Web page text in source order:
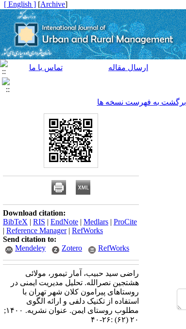
[
Archive
]
[ English ]
ارسال مقاله تماس با ما
برگشت به فهرست نسخه ها
Download citation:
BibTeX | RIS | EndNote | Medlars | ProCite
| Reference Manager| RefWorks
Send citation to:
Mendeley
Zotero RefWorks
راضی سید حبیب، آمار تیمور، مولائی
هشتجین نصرالله. تحلیل مدیریت ایمنی در
روستاهای پیرامون کلان شهر تهران با
استفاده از تکنیک دلفی و ارائه الگوی
مطلوب روستای ایمن. عنوان نشریه. ۱۴۰۰;
۲۰ (۶۲) :۲۶-۴۰